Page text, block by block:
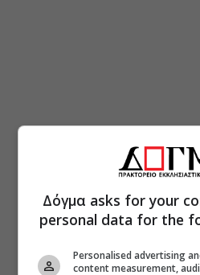
Δόγμα asks for your
personal data for the
Personalised advertising
content measurement,